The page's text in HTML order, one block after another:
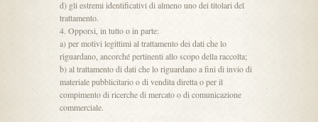
d) gli estremi identificativi di almeno uno dei titolari del
trattamento.
4. Opporsi, in tutto o in parte:
a) per motivi legittimi al trattamento dei dati che lo
riguardano, ancorché pertinenti allo scopo della raccolta;
b) al trattamento di dati che lo riguardano a fini di invio di
materiale pubblicitario o di vendita diretta o per il
compimento di ricerche di mercato o di comunicazione
commerciale.